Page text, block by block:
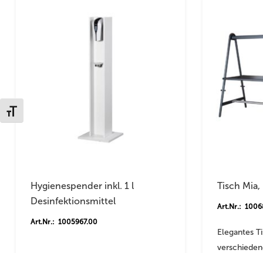
Schrift vergrößern
Hygienespender inkl. 1 l
Desinfektionsmittel
Art.Nr.: 1005967.00
Tisch
Art.Nr.:
Elegantes